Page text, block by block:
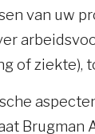
van uw
of ziekte),
Brugman